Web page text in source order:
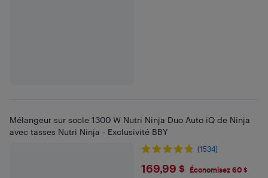
Mélangeur sur socle 1300 W Nutri Ninja Duo Auto iQ de Ninja
avec tasses Nutri Ninja - Exclusivité BBY
(1534)
$169.99
169,99 $ Économisez 60 $